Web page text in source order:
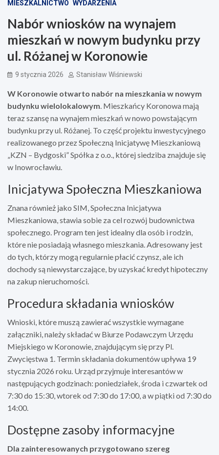
MIESZKALNICTWO WYDARZENIA
Nabór wniosków na wynajem
mieszkań w nowym budynku przy
ul. Różanej w Koronowie
9 stycznia 2026 Stanisław Wiśniewski
W Koronowie otwarto nabór na mieszkania w nowym
budynku wielolokalowym . Mieszkańcy Koronowa mają
teraz szansę na wynajem mieszkań w nowo powstającym
budynku przy ul. Różanej. To część projektu inwestycyjnego
realizowanego przez Społeczną Inicjatywę Mieszkaniową
„KZN – Bydgoski” Spółka z o.o., której siedziba znajduje się
w Inowrocławiu.
Inicjatywa Społeczna Mieszkaniowa
Znana również jako SIM, Społeczna Inicjatywa
Mieszkaniowa, stawia sobie za cel rozwój budownictwa
społecznego. Program ten jest idealny dla osób i rodzin,
które nie posiadają własnego mieszkania. Adresowany jest
do tych, którzy mogą regularnie płacić czynsz, ale ich
dochody są niewystarczające, by uzyskać kredyt hipoteczny
na zakup nieruchomości.
Procedura składania wniosków
Wnioski, które muszą zawierać wszystkie wymagane
załączniki, należy składać w Biurze Podawczym Urzędu
Miejskiego w Koronowie, znajdującym się przy Pl.
Zwycięstwa 1. Termin składania dokumentów upływa 19
stycznia 2026 roku. Urząd przyjmuje interesantów w
następujących godzinach: poniedziałek, środa i czwartek od
7:30 do 15:30, wtorek od 7:30 do 17:00, a w piątki od 7:30 do
14:00.
Dostępne zasoby informacyjne
Dla zainteresowanych przygotowano szereg